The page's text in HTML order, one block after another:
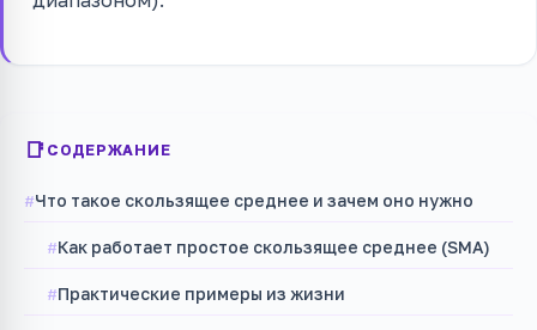
СОДЕРЖАНИЕ
Что такое скользящее среднее и зачем оно нужно
Как работает простое скользящее среднее (SMA)
Практические примеры из жизни